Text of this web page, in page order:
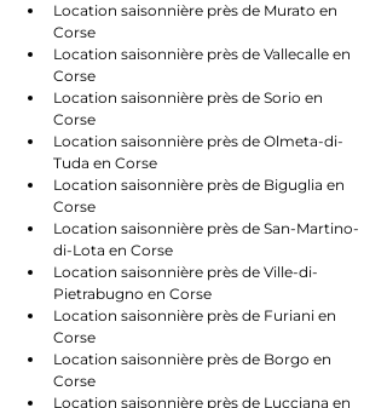
Location saisonnière près de Murato en
Corse
Location saisonnière près de Vallecalle en
Corse
Location saisonnière près de Sorio en
Corse
Location saisonnière près de Olmeta-di-
Tuda en Corse
Location saisonnière près de Biguglia en
Corse
Location saisonnière près de San-Martino-
di-Lota en Corse
Location saisonnière près de Ville-di-
Pietrabugno en Corse
Location saisonnière près de Furiani en
Corse
Location saisonnière près de Borgo en
Corse
Location saisonnière près de Lucciana en